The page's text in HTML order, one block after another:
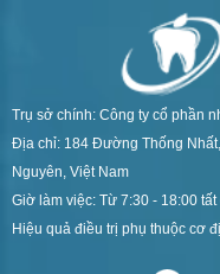
Trụ sở chính: Công ty cổ phần
Địa chỉ: 184 Đường Thống
Nguyên, Việt Nam
Giờ làm việc: Từ 7:30 - 18:00
Hiệu quả điều trị phụ thuộc cơ